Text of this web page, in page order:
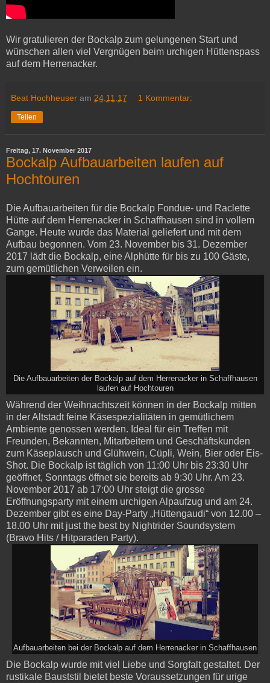
Wir gratulieren der Bockalp zum gelungenen Start und
wünschen allen viel Vergnügen beim urchigen Hüttenspass
auf dem Herrenacker.
Beat Hochheuser am 24.11.17 1 Kommentar:
Teilen
Freitag, 17. November 2017
Bockalp Aufbauarbeiten laufen auf
Hochtouren
Die Aufbauarbeiten für die Bockalp Fondue- und Raclette
Hütte auf dem Herrenacker in Schaffhausen sind in vollem
Gange. Heute wurde das Material geliefert und mit dem
Aufbau begonnen. Vom 23. November bis 31. Dezember
2017 lädt die Bockalp, eine Alphütte für bis zu 100 Gäste,
zum gemütlichen Verweilen ein.
Die Aufbauarbeiten der Bockalp auf dem Herrenacker in Schaffhausen
laufen auf Hochtouren
Während der Weihnachtszeit können in der Bockalp mitten
in der Altstadt feine Käsespezialitäten in gemütlichem
Ambiente genossen werden. Ideal für ein Treffen mit
Freunden, Bekannten, Mitarbeitern und Geschäftskunden
zum Käseplausch und Glühwein, Cüpli, Wein, Bier oder Eis-
Shot. Die Bockalp ist täglich von 11:00 Uhr bis 23:30 Uhr
geöffnet, Sonntags öffnet sie bereits ab 9:30 Uhr. Am 23.
November 2017 ab 17:00 Uhr steigt die grosse
Eröffnungsparty mit einem urchigen Alpaufzug und am 24.
Dezember gibt es eine Day-Party „Hüttengaudi“ von 12.00 –
18.00 Uhr mit just the best by Nightrider Soundsystem
(Bravo Hits / Hitparaden Party).
Aufbauarbeiten bei der Bockalp auf dem Herrenacker in Schaffhausen
Die Bockalp wurde mit viel Liebe und Sorgfalt gestaltet. Der
rustikale Bauststil bietet beste Voraussetzungen für urige